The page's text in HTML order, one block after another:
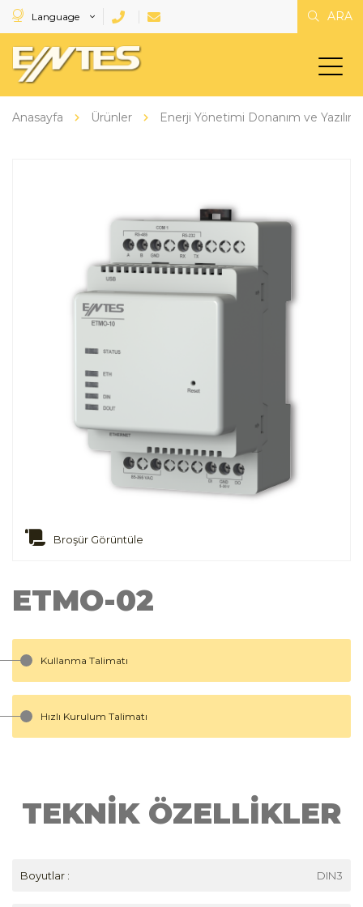
Language ARA
Anasayfa Ürünler Enerji Yönetimi Donanım ve
Broşür Görüntüle
ETMO-02
Kullanma Talimatı
Hızlı Kurulum Talimatı
TEKNİK ÖZELLİKLER
Boyutlar : DIN3